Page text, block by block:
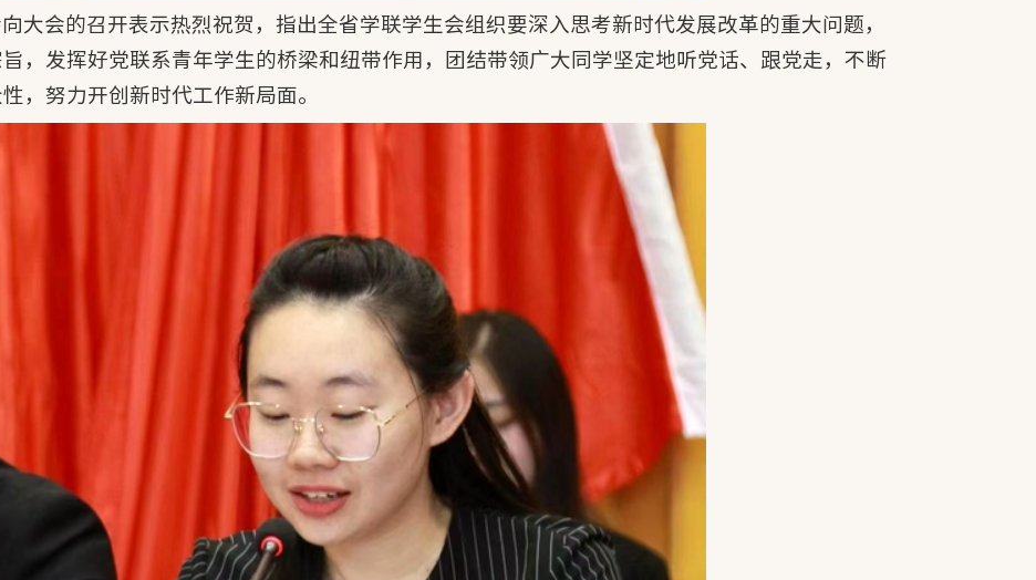
大会的召开表示热烈祝贺，指出全省学联学生会组织要深入思考新时代发展改革的重大问题，
，发挥好党联系青年学生的桥梁和纽带作用，团结带领广大同学坚定地听党话、跟党走，不断
，努力开创新时代工作新局面。